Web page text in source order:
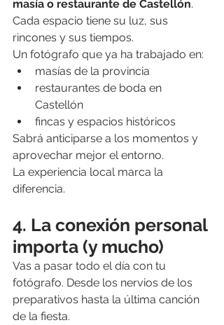
masía o restaurante de Castellón.
Cada espacio tiene su luz, sus
rincones y sus tiempos.
Un fotógrafo que ya ha trabajado en:
masías de la provincia
restaurantes de boda en
Castellón
fincas y espacios históricos
Sabrá anticiparse a los momentos y
aprovechar mejor el entorno.
La experiencia local marca la
diferencia.
4. La conexión personal
importa (y mucho)
Vas a pasar todo el día con tu
fotógrafo. Desde los nervios de los
preparativos hasta la última canción
de la fiesta.